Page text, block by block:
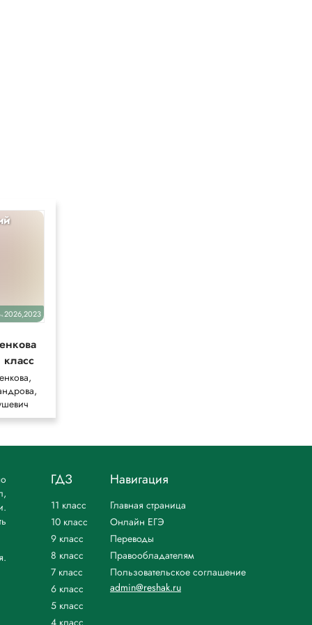
2026,2023
класс
ГДЗ
11 класс
10 класс
9 класс
8 класс
7 класс
6 класс
5 класс
Навигация
Главная страница
Онлайн ЕГЭ
Переводы
Правообладателям
Пользовательское соглашение
admin@reshak.ru